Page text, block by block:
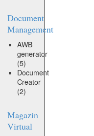
Document
Management
AWB
generator
(5)
Document
Creator
(2)
Magazin
Virtual